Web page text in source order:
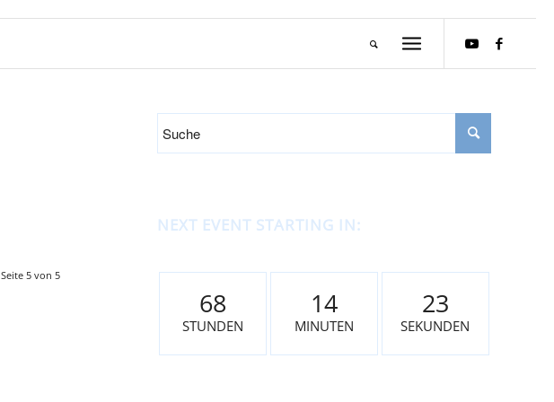
Seite 5 von 5
NEXT EVENT STARTING IN:
68
STUNDEN
14
MINUTEN
23
SEKUNDEN